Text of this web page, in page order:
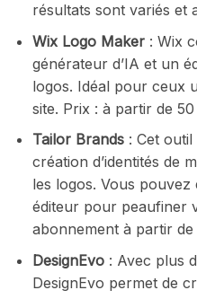
résultats sont variés et
Wix Logo Maker: Wix
générateur d’IA et un
logos. Idéal pour ceux
site. Prix : à partir de
Tailor Brands: Cet outil
création d’identités de
les logos. Vous pouvez
éditeur pour peaufiner
abonnement à partir
DesignEvo: Avec plus
DesignEvo permet de